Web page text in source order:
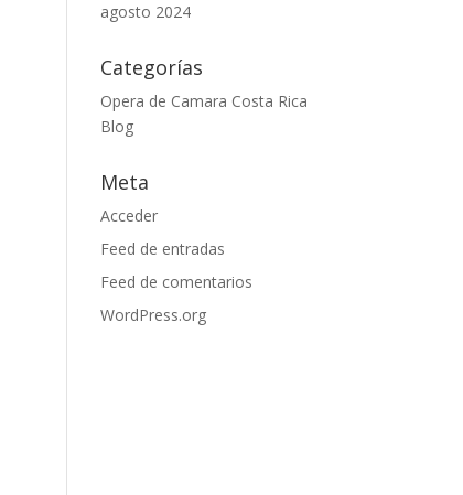
agosto 2024
Categorías
Opera de Camara Costa Rica
Blog
Meta
Acceder
Feed de entradas
Feed de comentarios
WordPress.org